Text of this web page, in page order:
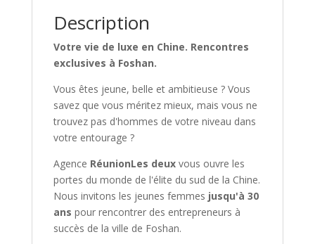
Description
Votre vie de luxe en Chine. Rencontres
exclusives à Foshan.
Vous êtes jeune, belle et ambitieuse ? Vous
savez que vous méritez mieux, mais vous ne
trouvez pas d'hommes de votre niveau dans
votre entourage ?
Agence RéunionLes deuxvous ouvre les
portes du monde de l'élite du sud de la Chine.
Nous invitons les jeunes femmes jusqu'à 30
ans pour rencontrer des entrepreneurs à
succès de la ville de Foshan.